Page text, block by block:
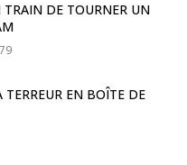
TRAIN DE TOURNER UN
EN BOÎTE DE